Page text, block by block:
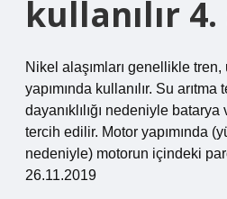
kullanılır 4.
Nikel alaşımları genellikle
yapımında kullanılır. Su
dayanıklılığı nedeniyle batarya
tercih edilir. Motor yapımında
nedeniyle) motorun içindeki
26.11.2019